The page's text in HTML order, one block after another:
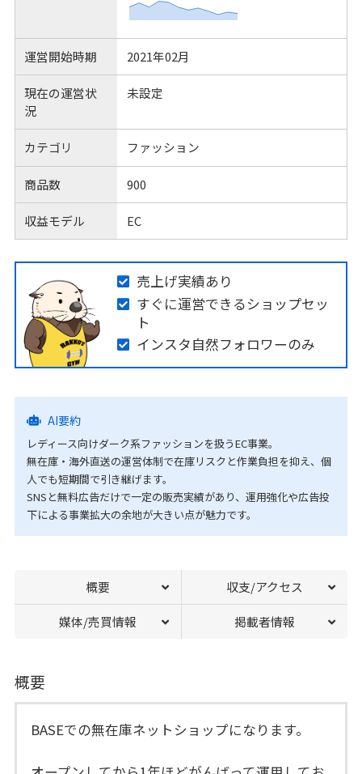
運営開始時期 2021年02月
現在の運営状
況
未設定
カテゴリ ファッション
商品数 900
収益モデル EC
売上げ実績あり
すぐに運営できるショップセッ
ト
インスタ自然フォロワーのみ
AI要約
レディース向けダーク系ファッションを扱うEC事業。
無在庫・海外直送の運営体制で在庫リスクと作業負担を抑え、個
人でも短期間で引き継げます。
SNSと無料広告だけで一定の販売実績があり、運用強化や広告投
下による事業拡大の余地が大きい点が魅力です。
概要 収支/アクセス
媒体/売買情報 掲載者情報
概要
BASEでの無在庫ネットショップになります。